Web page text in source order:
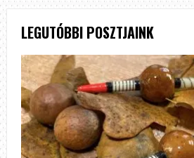
LEGUTÓBBI POSZTJAINK